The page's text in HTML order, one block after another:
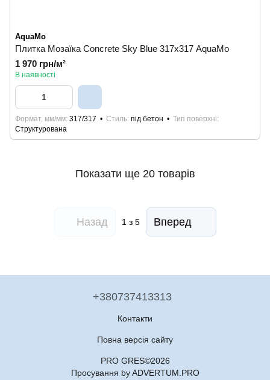
AquaMo
Плитка Мозаїка Concrete Sky Blue 317х317 AquaMo
1 970 грн/м²
В наявності
Формат, мм/мм 317/317 Стиль під бетон
Тип поверхні
Структурована
Показати ще 20 товарів
Назад 1 з 5 Вперед
+380737413313
Контакти
Повна версія сайту
PRO GRES©2026
Просування by ADVERTUM.PRO